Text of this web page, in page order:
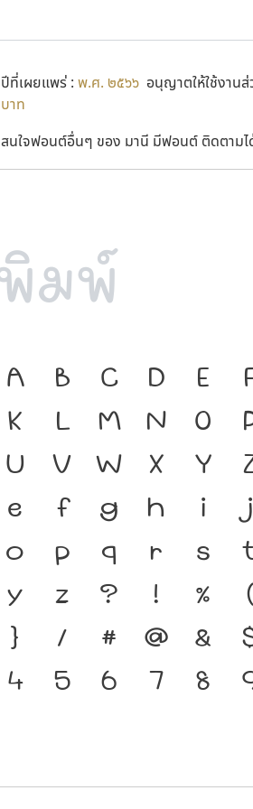
ปีที่เผยแพร่ : พ.ศ. ๒๕๖๖ อนุญาตให้ใช้งาน
บาท
สนใจฟอนต์อื่นๆ ของ มานี มีฟอนต์ ติดตามไ
A B C D E
K
L M N O
U
V W X Y
e
f g h i j
o
p q r s
y
z ? ! % (
}
/ # @ &
4
5 6 7 8
ภาษา คือ เครื่องมือส
ชาติดำรงอยู่ได้ ตัวพิม
สำคัญที่ทำให้ภาษาดำ
พิมพ์ที่พัฒนาทันกระแ
คือ โครงสร้างแกร่งข
ตนของชาติ จากปัจจุ